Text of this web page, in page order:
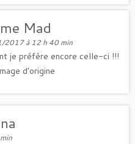
Mad
2017 à 12 h 40 min
je préfère encore celle-ci !!!